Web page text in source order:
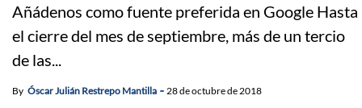
Añádenos como fuente preferida en Google Hasta
el cierre del mes de septiembre, más de un tercio
de las...
By Óscar Julián Restrepo Mantilla 28 de octubre de 2018